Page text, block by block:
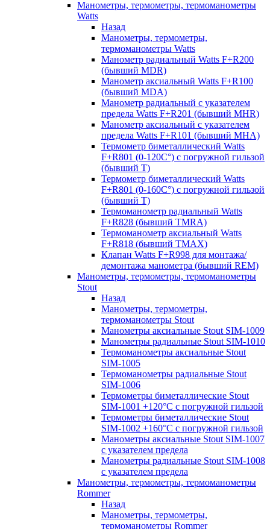
Манометры, термометры, термоманометры
Watts
Назад
Манометры, термометры,
термоманометры Watts
Манометр радиальный Watts F+R200
(бывший MDR)
Манометр аксиальный Watts F+R100
(бывший MDA)
Манометр радиальный с указателем
предела Watts F+R201 (бывший MHR)
Манометр аксиальный с указателем
предела Watts F+R101 (бывший MHA)
Термометр биметаллический Watts
F+R801 (0-120С°) с погружной гильзой
(бывший T)
Термометр биметаллический Watts
F+R801 (0-160С°) с погружной гильзой
(бывший T)
Термоманометр радиальный Watts
F+R828 (бывший TMRA)
Термоманометр аксиальный Watts
F+R818 (бывший TMAX)
Клапан Watts F+R998 для монтажа/
демонтажа манометра (бывший REM)
Манометры, термометры, термоманометры
Stout
Назад
Манометры, термометры,
термоманометры Stout
Манометры аксиальные Stout SIM-1009
Манометры радиальные Stout SIM-1010
Термоманометры аксиальные Stout
SIM-1005
Термоманометры радиальные Stout
SIM-1006
Термометры биметаллические Stout
SIM-1001 +120°С с погружной гильзой
Термометры биметаллические Stout
SIM-1002 +160°С с погружной гильзой
Манометры аксиальные Stout SIM-1007
с указателем предела
Манометры радиальные Stout SIM-1008
с указателем предела
Манометры, термометры, термоманометры
Rommer
Назад
Манометры, термометры,
термоманометры Rommer